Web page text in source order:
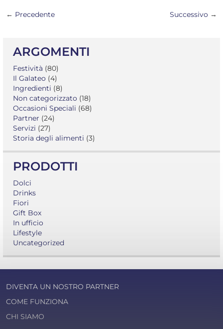
NAVIGAZIONE
← Precedente Successivo →
ARGOMENTI
Festività (80)
Il Galateo (4)
Ingredienti (8)
Non categorizzato (18)
Occasioni Speciali (68)
Partner (24)
Servizi (27)
Storia degli alimenti (3)
PRODOTTI
Dolci
Drinks
Fiori
Gift Box
In ufficio
Lifestyle
Uncategorized
DIVENTA UN NOSTRO PARTNER
COME FUNZIONA
CHI SIAMO